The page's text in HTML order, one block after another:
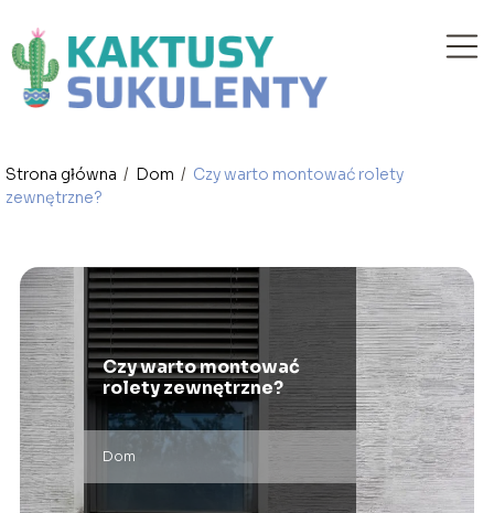
Strona główna / Dom / Czy warto montować rolety
zewnętrzne?
Czy warto montować
rolety zewnętrzne?
Dom